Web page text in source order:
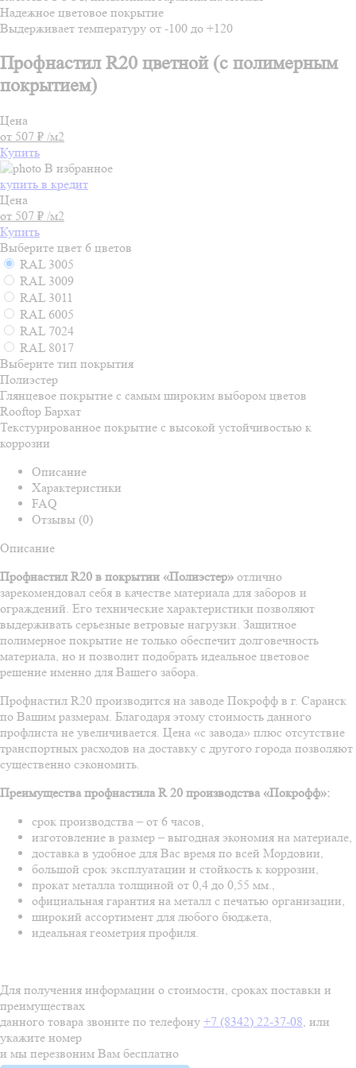
Надежное цветовое покрытие
Выдерживает температуру от -100 до +120
Профнастил R20 цветной (с полимерным
покрытием)
Цена
от 507 ₽ /м2
Купить
В избранное
купить в кредит
Цена
от 507 ₽ /м2
Купить
Выберите цвет 6 цветов
RAL 3005
RAL 3009
RAL 3011
RAL 6005
RAL 7024
RAL 8017
Выберите тип покрытия
Полиэстер
Глянцевое покрытие с самым широким выбором цветов
Rooftop Бархат
Текстурированное покрытие с высокой устойчивостью к
коррозии
Описание
Характеристики
FAQ
Отзывы (0)
Описание
Профнастил R20 в покрытии «Полиэстер» отлично
зарекомендовал себя в качестве материала для заборов и
ограждений. Его технические характеристики позволяют
выдерживать серьезные ветровые нагрузки. Защитное
полимерное покрытие не только обеспечит долговечность
материала, но и позволит подобрать идеальное цветовое
решение именно для Вашего забора.
Профнастил R20 производится на заводе Покрофф в г. Саранск
по Вашим размерам. Благодаря этому стоимость данного
профлиста не увеличивается. Цена «с завода» плюс отсутствие
транспортных расходов на доставку с другого города позволяют
существенно сэкономить.
Преимущества профнастила R 20 производства «Покрофф»:
срок производства – от 6 часов,
изготовление в размер – выгодная экономия на материале,
доставка в удобное для Вас время по всей Мордовии,
большой срок эксплуатации и стойкость к коррозии,
прокат металла толщиной от 0,4 до 0,55 мм.,
официальная гарантия на металл с печатью организации,
широкий ассортимент для любого бюджета,
идеальная геометрия профиля.
Для получения информации о стоимости, сроках поставки и
преимуществах
данного товара звоните по телефону +7 (8342) 22-37-08, или
укажите номер
и мы перезвоним Вам бесплатно